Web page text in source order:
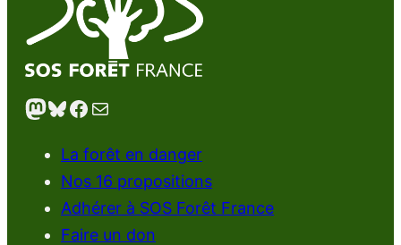
Mastodon Bluesky Facebook E-mail
La forêt en danger
Nos 16 propositions
Adhérer à SOS Forêt France
Faire un don